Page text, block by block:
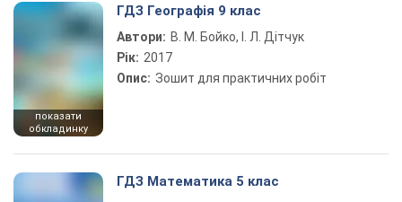
показати
обкладинку
ГДЗ Географія 9 клас
Автори: В. М. Бойко, І. Л. Дітчук
Рік: 2017
Опис: Зошит для практичних робіт
ГДЗ Математика 5 клас